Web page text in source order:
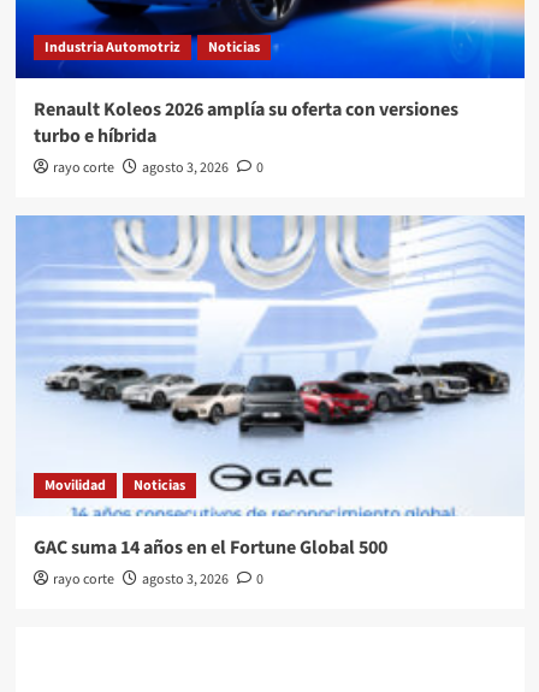
Industria Automotriz Noticias
Renault Koleos 2026 amplía su oferta con versiones
turbo e híbrida
rayo corte agosto 3, 2026 0
Movilidad Noticias
GAC suma 14 años en el Fortune Global 500
rayo corte agosto 3, 2026 0